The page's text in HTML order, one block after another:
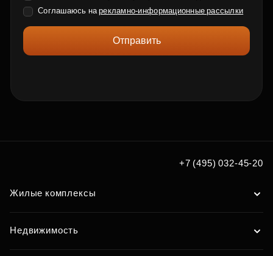
Соглашаюсь нарекламно-информационные рассылки
Отправить
+7 (495) 032-45-20
Жилые комплексы
Недвижимость